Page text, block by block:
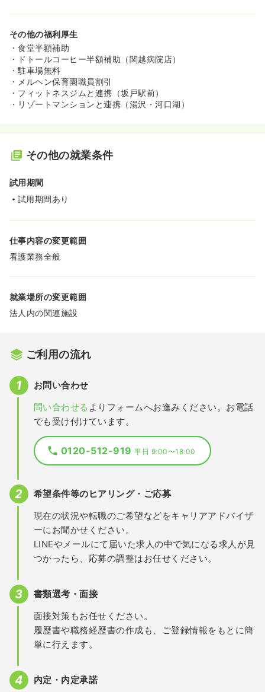
その他の福利厚生
・食堂半額補助
・ドトールコーヒー半額補助（関越病院店）
・駐車場無料
・メルヘン保育園職員割引
・フィットネスジムと連携（坂戸駅前）
・リゾートマンションと連携（湯沢・河口湖）
その他の就業条件
試用期間
試用期間あり
仕事内容の変更範囲
看護業務全般
就業場所の変更範囲
法人内の関連施設
ご利用の流れ
お問い合わせ
問い合わせる よりフォームへお進みください。お電話
でも受け付けています。
0120-512-919平日 9:00〜18:00
希望条件等のヒアリング・ご応募
現在の状況や転職のご希望などをキャリアアドバイザ
ーにお聞かせください。
LINEやメールにて届いた求人の中で気になる求人が見
つかったら、応募の調整はお任せください。
書類選考・面接
面接対策もお任せください。
履歴書や職務経歴書の作成も、ご登録情報をもとに簡
単に行えます。
内定・内定承諾